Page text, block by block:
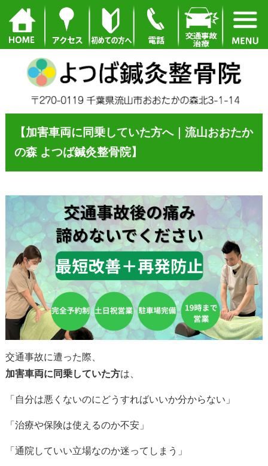
【加害車両に同乗していた方へ｜流山おおたか
の森 よつば鍼灸整骨院】
交通事故に遭った際、
加害車両に同乗していた方は、
「自分は悪くないのにどうすればいいか分からない」
「治療や保険は使えるのか不安」
「通院していい立場なのか迷ってしまう」